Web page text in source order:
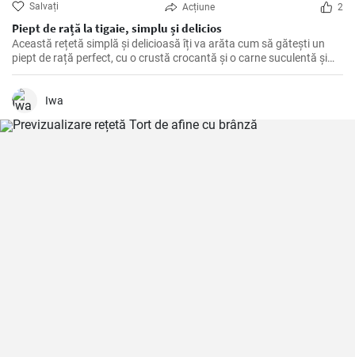
Salvați Acțiune 2
Piept de rață la tigaie, simplu și delicios
Această rețetă simplă și delicioasă îți va arăta cum să gătești un
piept de rață perfect, cu o crustă crocantă și o carne suculentă și
savuroasă. Este o modalitate ușoară de a impresiona oaspeții la o
cină elegantă sau de a-ți răsfăța familia.
Iwa